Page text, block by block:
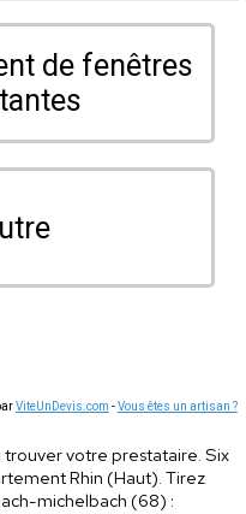
de fenêtres
ViteUnDevis.com -Vous êtes un artisan ?
trouver votre prestataire. Six
Rhin (Haut). Tirez
michelbach (68) :